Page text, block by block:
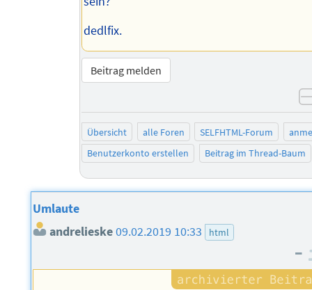
dedlfix.
Beitrag melden
Übersicht alle Foren SELFHTML-Forum
Benutzerkonto erstellen
Beitrag im Thread-Baum
Umlaute
andrelieske09.02.2019 10:33 html
–